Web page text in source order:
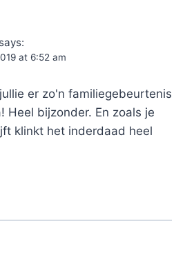
says:
at 6:52 am
er zo'n familiegebeurtenis
Heel bijzonder. En zoals je
klinkt het inderdaad heel